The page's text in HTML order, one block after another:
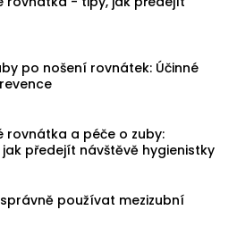
po nošení rovnátek: Účinné
rovnátka a péče o zuby:
jak předejít návštěvě hygienistky
používat mezizubní